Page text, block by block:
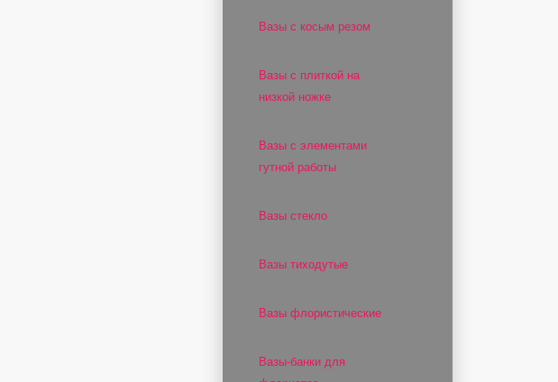
Вазы с косым резом
Вазы с плиткой на
низкой ножке
Вазы с элементами
гутной работы
Вазы стекло
Вазы тиходутые
Вазы флористические
Вазы-банки для